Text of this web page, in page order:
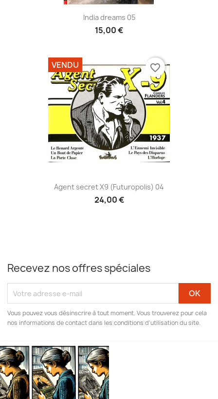
India dreams 05
15,00 €
Agent secret X9 (Futuropolis) 04
24,00 €
VENDU favorite_border
Recevez nos offres spéciales
Vous pouvez vous désinscrire à tout moment. Vous trouverez pour cela
nos informations de contact dans les conditions d'utilisation du site.